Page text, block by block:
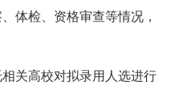
体检、资格审查等情况，
关高校对拟录用人选进行